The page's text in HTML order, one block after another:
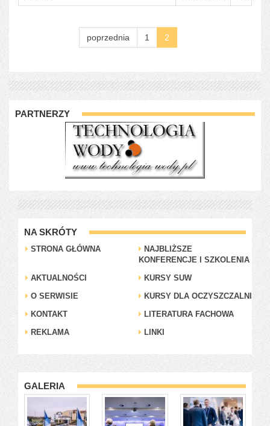
poprzednia 1 2
PARTNERZY
NA SKRÓTY
STRONA GŁÓWNA
NAJBLIŻSZE
KONFERENCJE I SZKOLENIA
AKTUALNOŚCI
KURSY SUW
O SERWISIE
KURSY DLA OCZYSZCZALNI
KONTAKT
LITERATURA FACHOWA
REKLAMA
LINKI
GALERIA